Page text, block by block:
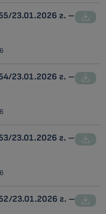
23.01.2026 г. –
23.01.2026 г. –
23.01.2026 г. –
23.01.2026 г. –